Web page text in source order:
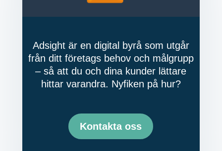
Adsight är en digital byrå som utgår
från ditt företags behov och målgrupp
– så att du och dina kunder lättare
hittar varandra. Nyfiken på hur?
Kontakta oss